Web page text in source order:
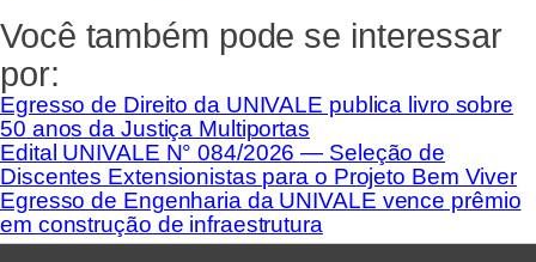
Você também pode se interessar
por:
Egresso de Direito da UNIVALE publica livro sobre
50 anos da Justiça Multiportas
Edital UNIVALE N° 084/2026 — Seleção de
Discentes Extensionistas para o Projeto Bem Viver
Egresso de Engenharia da UNIVALE vence prêmio
em construção de infraestrutura